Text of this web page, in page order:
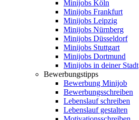
Minijobs Köln
Minijobs Frankfurt
Minijobs Leipzig
Minijobs Nürnberg
Minijobs Düsseldorf
Minijobs Stuttgart
Minijobs Dortmund
Minijobs in deiner Stadt
Bewerbungstipps
Bewerbung Minijob
Bewerbungsschreiben
Lebenslauf schreiben
Lebenslauf gestalten